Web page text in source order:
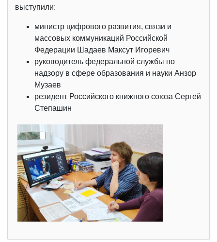
выступили:
министр цифрового развития, связи и
массовых коммуникаций Российской
Федерации Шадаев Максут Игоревич
руководитель федеральной службы по
надзору в сфере образования и науки Анзор
Музаев
резидент Российского книжного союза Сергей
Степашин